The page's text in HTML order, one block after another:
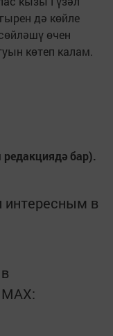
дә көйле
өчен
көтеп калам.
бар).
в